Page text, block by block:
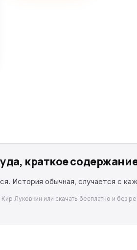
краткое
История обычная, случается с
Луковкин или скачать бесплатно и